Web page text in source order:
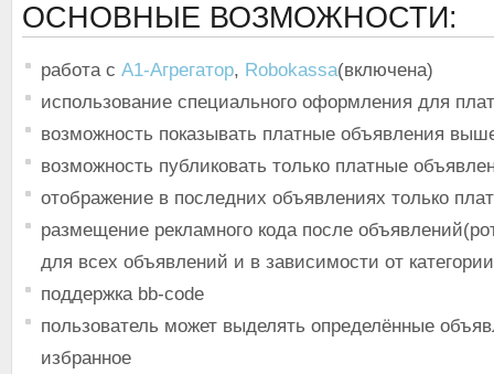
ОСНОВНЫЕ ВОЗМОЖНОСТИ:
работа с А1-Агрегатор, Robokassa(включена)
использование специального оформления для
возможность показывать платные объявления
возможность публиковать только платные
отображение в последних объявлениях только
размещение рекламного кода после
для всех объявлений и в зависимости от
поддержка bb-code
пользователь может выделять определённые
избранное